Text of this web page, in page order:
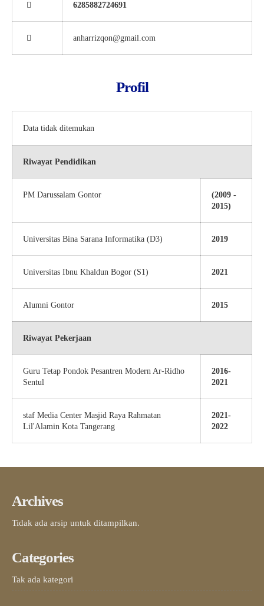
6285882724691
anharrizqon@gmail.com
Profil
Data tidak ditemukan
Riwayat Pendidikan
PM Darussalam Gontor
(2009 -
2015)
Universitas Bina Sarana Informatika (D3) 2019
Universitas Ibnu Khaldun Bogor (S1) 2021
Alumni Gontor 2015
Riwayat Pekerjaan
Guru Tetap Pondok Pesantren Modern Ar-Ridho
Sentul
2016-
2021
staf Media Center Masjid Raya Rahmatan
Lil'Alamin Kota Tangerang
2021-
2022
Archives
Tidak ada arsip untuk ditampilkan.
Categories
Tak ada kategori